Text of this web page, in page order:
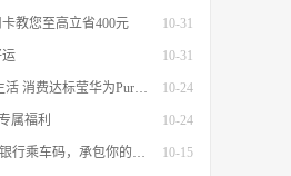
10-31
教您至高立省400元
10-31
运
10-24
华为PuraX MateBook14等好礼
10-24
属福利
10-15
承包你的秋日趣味出行[限合肥]